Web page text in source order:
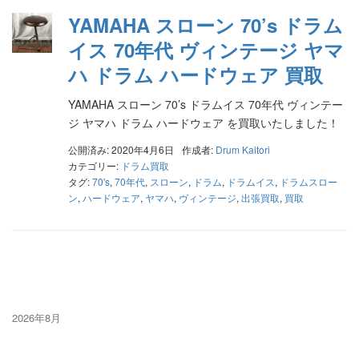
YAMAHA スローン 70’s ドラム
イス 70年代 ヴィンテージ ヤマ
ハ ドラム ハードウェア 買取
YAMAHA スローン 70’s ドラムイス 70年代 ヴィンテー
ジ ヤマハ ドラム ハードウェア を買取いたしました！
公開済み: 2020年4月6日 作成者: Drum Kaitori
カテゴリー: ドラム買取
タグ:70's, 70年代, スローン, ドラム, ドラムイス, ドラムスロー
ン, ハードウェア, ヤマハ, ヴィンテージ, 出張買取, 買取
2026年8月